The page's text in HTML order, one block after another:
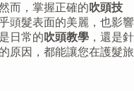
而，掌握正確的吹頭技
頭髮表面的美麗，也影響
日常的吹頭教學 ，還是針
原因，都能讓您在護髮旅